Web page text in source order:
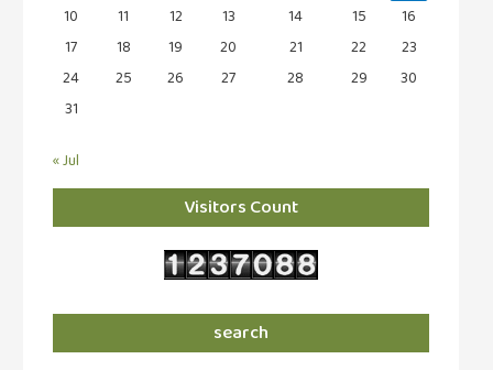
10
11 12 13 14 15
16
17
18 19 20 21 22
23
24
25 26 27 28 29
30
31
« Jul
Visitors Count
search
Search